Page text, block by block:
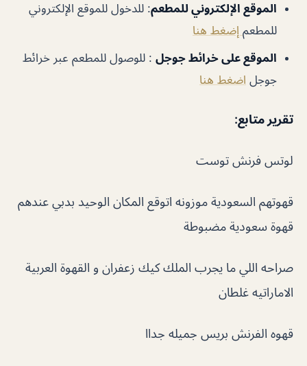
الموقع الإلكتروني للمطعم: للدخول للموقع الإلكتروني
للمطعم إضغط هنا
الموقع على خرائط جوجل : للوصول للمطعم عبر خرائط
جوجل اضغط هنا
تقرير متابع:
لوتس فرنش توست
قهوتهم السعودية موزونه اتوقع المكان الوحيد بدبي عندهم
قهوة سعودية مضبوطة
صراحه اللي ما يجرب الملك كيك زعفران و القهوة العربية
الاماراتيه غلطان
قهوه الفرنش بريس جميله جداا